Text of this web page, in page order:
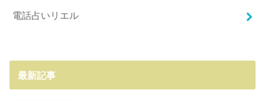
電話占いリエル
最新記事